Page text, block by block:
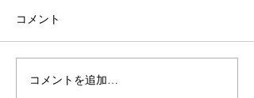
【出演のお知らせ】日本
コメント
コメントを追加…